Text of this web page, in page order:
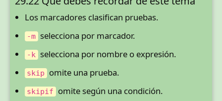
Los marcadores clasifican pruebas.
-m selecciona por marcador.
-k selecciona por nombre o expresión.
skip omite una prueba.
skipif omite según una condición.